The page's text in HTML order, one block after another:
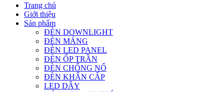
Trang chủ
Giới thiệu
Sản phẩm
ĐÈN DOWNLIGHT
ĐÈN MÁNG
ĐÈN LED PANEL
ĐÈN ỐP TRẦN
ĐÈN CHỐNG NỔ
ĐÈN KHẨN CẤP
LED DÂY